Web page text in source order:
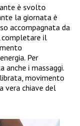
è svolto
la giornata è
accompagnata da
completare il
Per
anche i massaggi.
movimento
vera chiave del